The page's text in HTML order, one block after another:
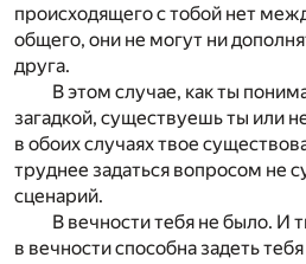
происходящего с тобой нет
общего, они не могут ни
друга.
В этом случае, как ты
загадкой, существуешь ты или
в обоих случаях твое
труднее задаться вопросом не
сценарий.
В вечности тебя не было. И
в вечности способна задеть